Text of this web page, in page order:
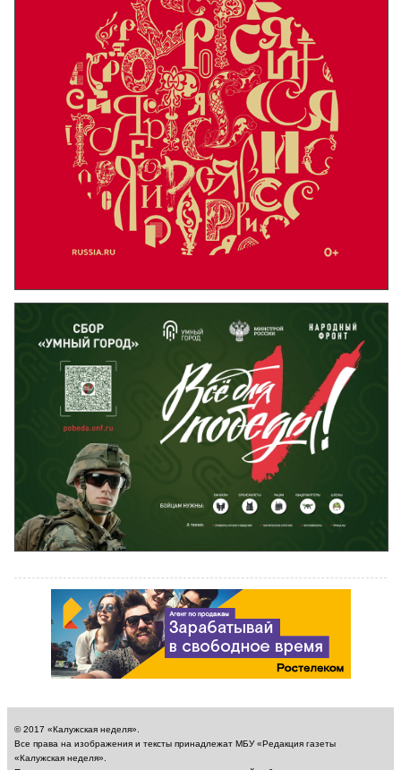
© 2017 «Калужская неделя».
Все права на изображения и тексты принадлежат МБУ «Редакция газеты
«Калужская неделя».